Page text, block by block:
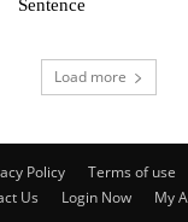
Sentence
Load more
Policy Terms of use
Us
Login Now My